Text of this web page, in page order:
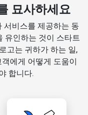
묘사하세요
서비스를 제공하는 동
유인하는 것이 스타트
고는 귀하가 하는 일,
에게 어떻게 도움이
합니다.